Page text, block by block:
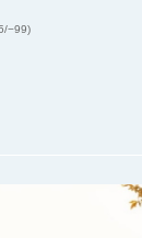
−99)